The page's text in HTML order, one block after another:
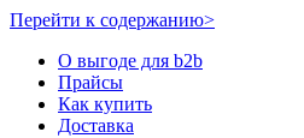
Перейти к содержанию>
О выгоде для b2b
Прайсы
Как купить
Доставка